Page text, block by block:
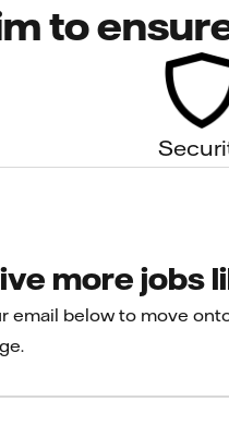
to
more jobs
email below to move